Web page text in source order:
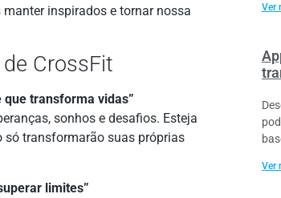
inspirados e tornar nossa
CrossFit
que transforma vidas”
sonhos e desafios. Esteja
só transformarão suas próprias
limites”
Ver
Ver